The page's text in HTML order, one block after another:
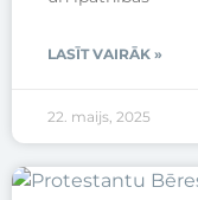
LASĪT VAIRĀK »
22. maijs, 2025